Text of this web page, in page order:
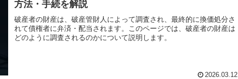
方法・手続を解説
破産者の財産は、破産管財人によって調査され、最終的に換価処分さ
れて債権者に弁済・配当されます。このページでは、破産者の財産は
どのように調査されるのかについて説明します。
2026.03.12